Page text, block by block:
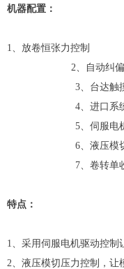
机器配置：
1、放卷恒张力控制
2、自动纠偏
3、台达触摸屏
4、进口系统
5、伺服电机追踪
6、液压模切压
7、卷转单收
特点：
1、采用伺服电机驱动控制
2、液压模切压力控制，让